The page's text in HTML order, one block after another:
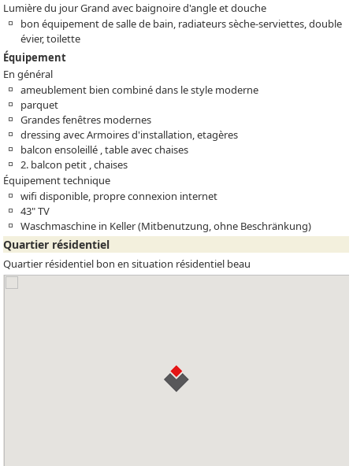
Lumière du jour Grand avec baignoire d'angle et douche
bon équipement de salle de bain, radiateurs sèche-serviettes, double
évier, toilette
Équipement
En général
ameublement bien combiné dans le style moderne
parquet
Grandes fenêtres modernes
dressing avec Armoires d'installation, etagères
balcon ensoleillé , table avec chaises
2. balcon petit , chaises
Équipement technique
wifi disponible, propre connexion internet
43" TV
Waschmaschine in Keller (Mitbenutzung, ohne Beschränkung)
Quartier résidentiel
Quartier résidentiel bon en situation résidentiel beau